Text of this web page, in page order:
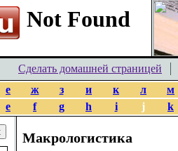
Сделать домашней страницей
е ж з и к л
м
e f g h i j k
Макрологистика